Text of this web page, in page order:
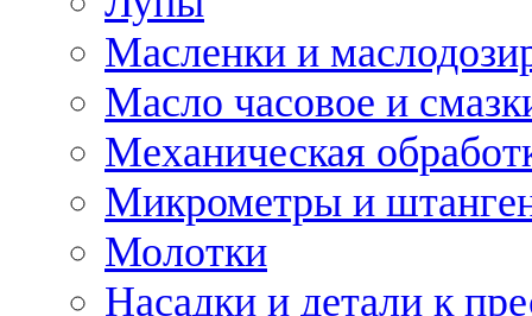
Масленки и
Масло часовое и
Механическая
Микрометры и
Молотки
Насадки и детали к